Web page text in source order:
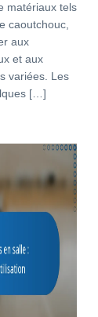
matériaux tels
caoutchouc,
aux
et aux
variées. Les
[…]